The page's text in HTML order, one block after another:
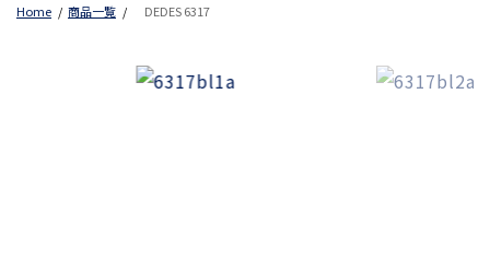
Home 商品一覧 DEDES 6317